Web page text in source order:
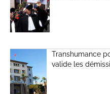
Transhumance
valide les